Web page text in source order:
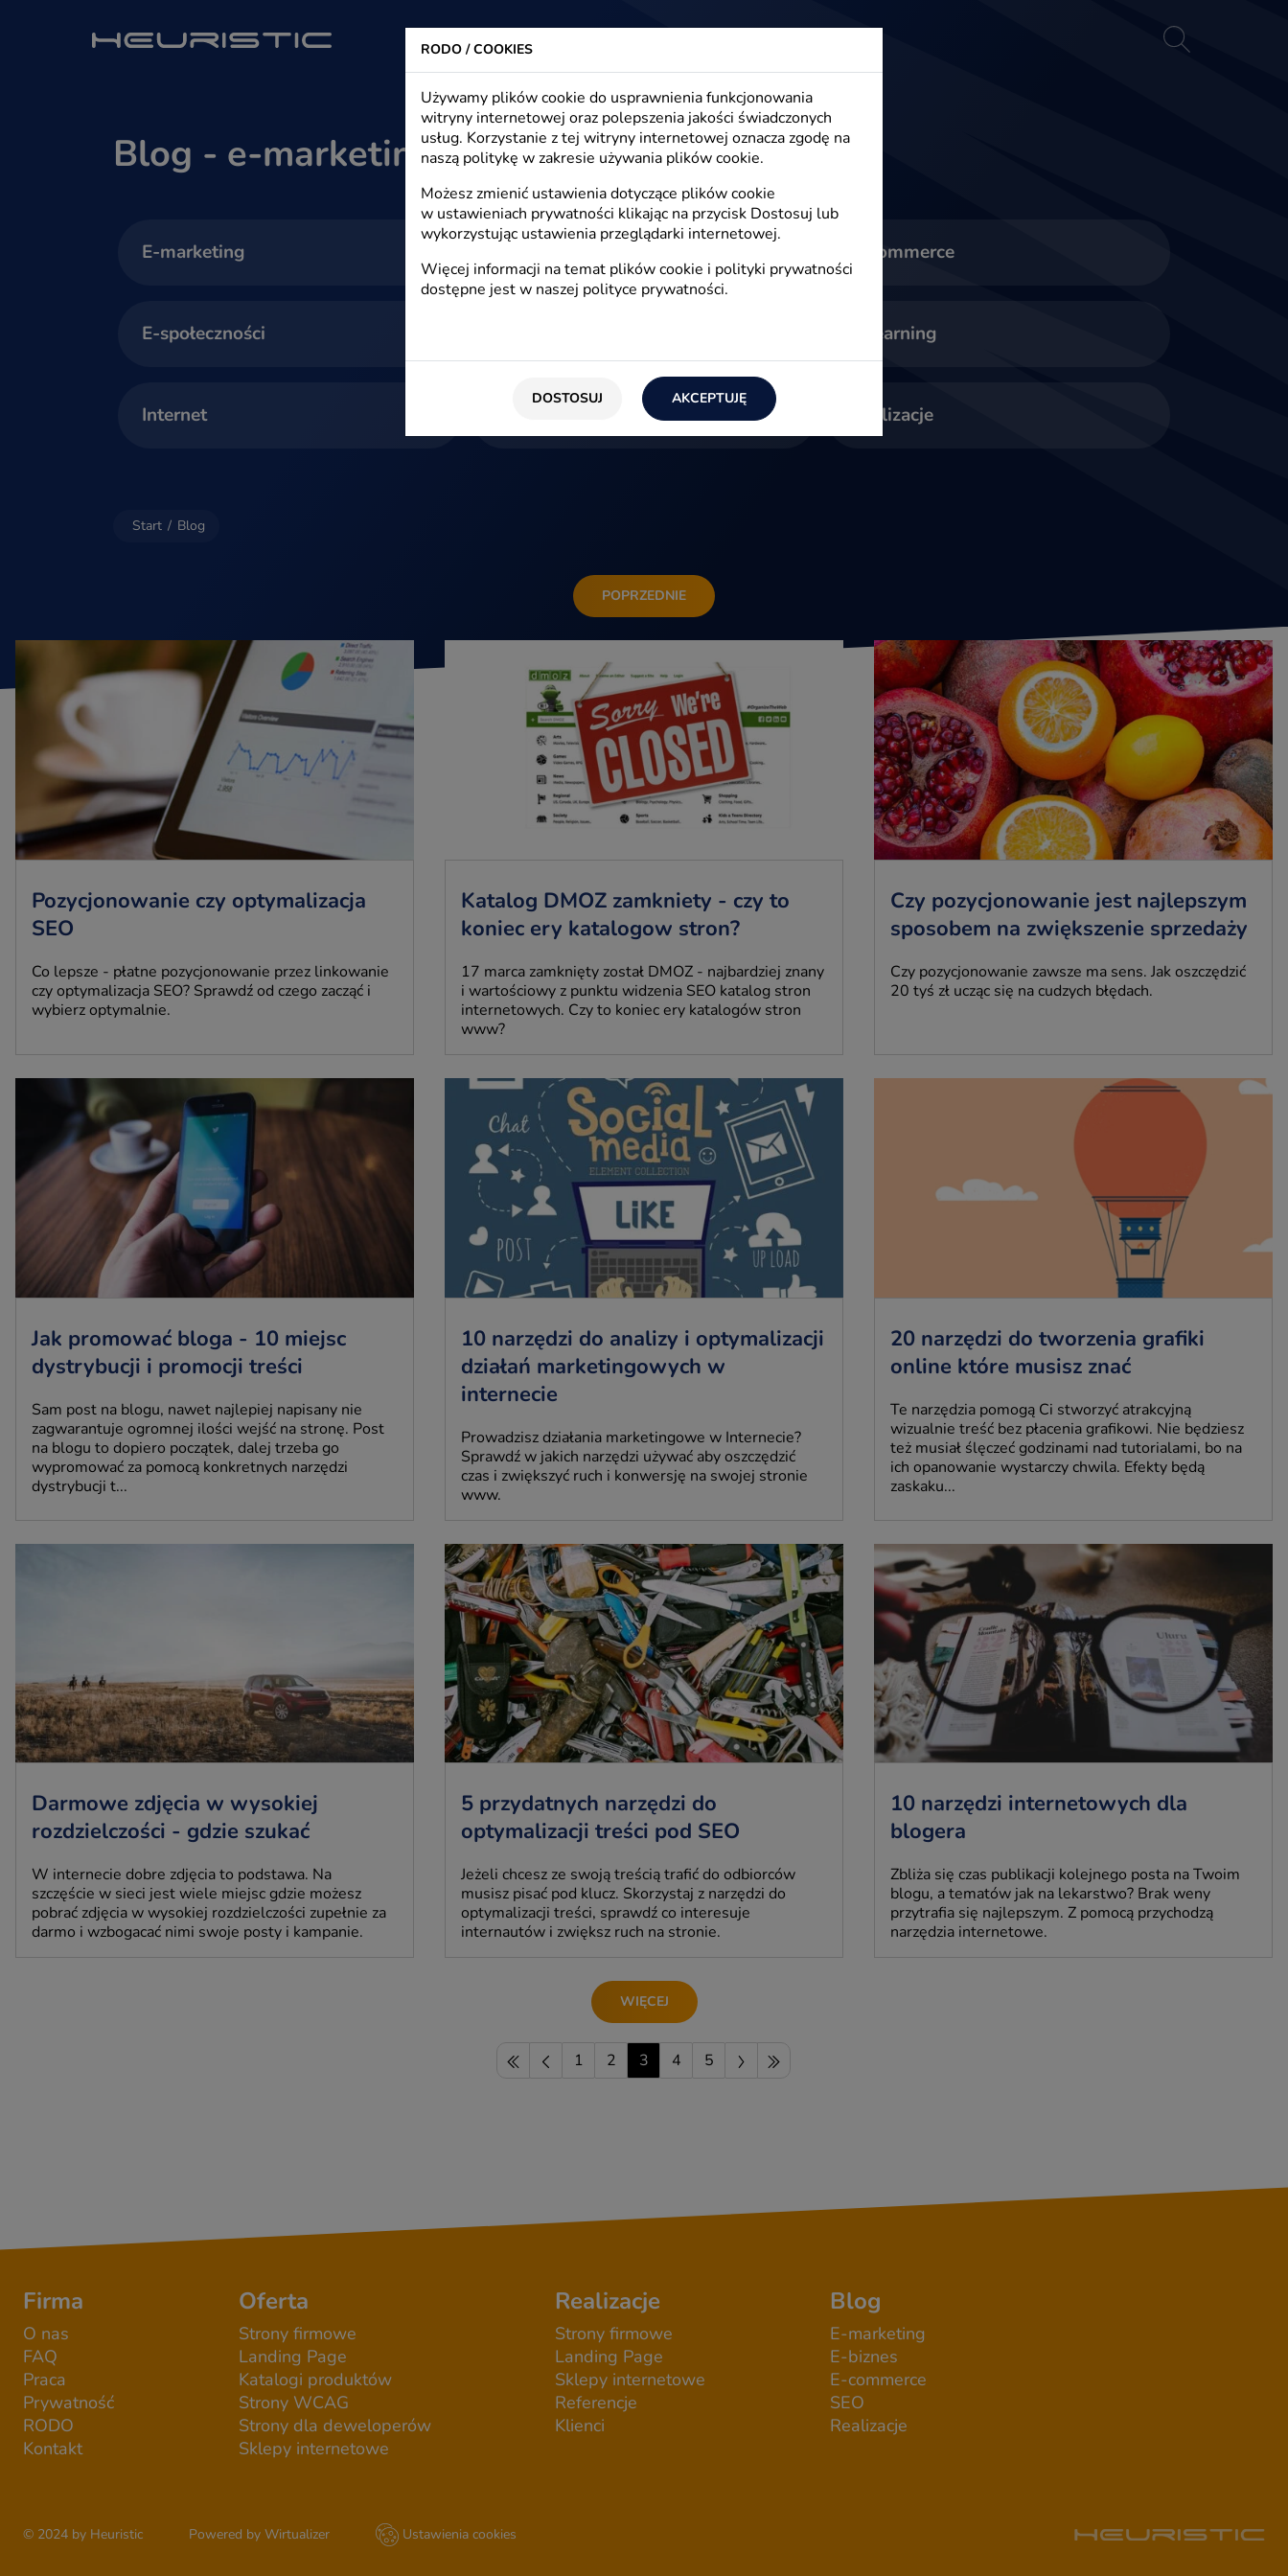
Heuristic - strony www, sklepy internetowe, e-marketing
Blog - e-marketing, e-commerce, e-biznes
E-marketing E-commerce
E-społeczności E-learning
Internet Realizacje
Start / Blog
POPRZEDNIE
Pozycjonowanie czy optymalizacja
SEO
Co lepsze - płatne pozycjonowanie przez linkowanie
czy optymalizacja SEO? Sprawdź od czego zacząć i
wybierz optymalnie.
Katalog DMOZ zamkniety - czy to
koniec ery katalogow stron?
17 marca zamknięty został DMOZ - najbardziej znany
i wartościowy z punktu widzenia SEO katalog stron
internetowych. Czy to koniec ery katalogów stron
www?
Czy pozycjonowanie jest najlepszym
sposobem na zwiększenie sprzedaży
Czy pozycjonowanie zawsze ma sens. Jak oszczędzić
20 tyś zł ucząc się na cudzych błędach.
Jak promować bloga - 10 miejsc
dystrybucji i promocji treści
Sam post na blogu, nawet najlepiej napisany nie
zagwarantuje ogromnej ilości wejść na stronę. Post
na blogu to dopiero początek, dalej trzeba go
wypromować za pomocą konkretnych narzędzi
dystrybucji t...
10 narzędzi do analizy i optymalizacji
działań marketingowych w
internecie
Prowadzisz działania marketingowe w Internecie?
Sprawdź w jakich narzędzi używać aby oszczędzić
czas i zwiększyć ruch i konwersję na swojej stronie
www.
20 narzędzi do tworzenia grafiki
online które musisz znać
Te narzędzia pomogą Ci stworzyć atrakcyjną
wizualnie treść bez płacenia grafikowi. Nie będziesz
też musiał ślęczeć godzinami nad tutorialami, bo na
ich opanowanie wystarczy chwila. Efekty będą
zaskaku...
Darmowe zdjęcia w wysokiej
rozdzielczości - gdzie szukać
W internecie dobre zdjęcia to podstawa. Na
szczęście w sieci jest wiele miejsc gdzie możesz
pobrać zdjęcia w wysokiej rozdzielczości zupełnie za
darmo i wzbogacać nimi swoje posty i kampanie.
5 przydatnych narzędzi do
optymalizacji treści pod SEO
Jeżeli chcesz ze swoją treścią trafić do odbiorców
musisz pisać pod klucz. Skorzystaj z narzędzi do
optymalizacji treści, sprawdź co interesuje
internautów i zwiększ ruch na stronie.
10 narzędzi internetowych dla
blogera
Zbliża się czas publikacji kolejnego posta na Twoim
blogu, a tematów jak na lekarstwo? Brak weny
przytrafia się najlepszym. Z pomocą przychodzą
narzędzia internetowe.
WIĘCEJ
1 2 3 4 5
Firma
O nas
FAQ
Praca
Prywatność
RODO
Kontakt
Oferta
Strony firmowe
Landing Page
Katalogi produktów
Strony WCAG
Strony dla deweloperów
Sklepy internetowe
Realizacje
Strony firmowe
Landing Page
Sklepy internetowe
Referencje
Klienci
Blog
E-marketing
E-biznes
E-commerce
SEO
Realizacje
© 2024 by Heuristic Powered by Wirtualizer Ustawienia cookies
RODO / COOKIES
Używamy plików cookie do usprawnienia funkcjonowania
witryny internetowej oraz polepszenia jakości świadczonych
usług. Korzystanie z tej witryny internetowej oznacza zgodę na
naszą politykę w zakresie używania plików cookie.
Możesz zmienić ustawienia dotyczące plików cookie
w ustawieniach prywatności klikając na przycisk Dostosuj lub
wykorzystując ustawienia przeglądarki internetowej.
Więcej informacji na temat plików cookie i polityki prywatności
dostępne jest w naszej polityce prywatności.
DOSTOSUJ AKCEPTUJĘ